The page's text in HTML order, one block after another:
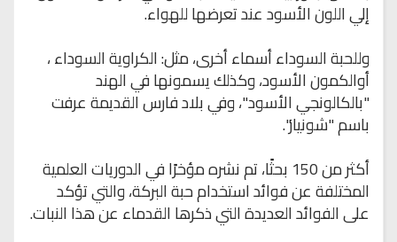
إلي اللون الأسود عند تعرضها للهواء.
وللحبة السوداء أسماء أخرى، مثل: الكراوية السوداء ،
أوالكمون الأسود، وكذلك يسمونها في الهند
"بالكالونجي الأسود"، وفي بلاد فارس القديمة عرفت
باسم "شونياز".
أكثر من 150 بحثًا، تم نشره مؤخرًا في الدوريات العلمية
المختلفة عن فوائد استخدام حبة البركة، والتي تؤكد
على الفوائد العديدة التي ذكرها القدماء عن هذا النبات.